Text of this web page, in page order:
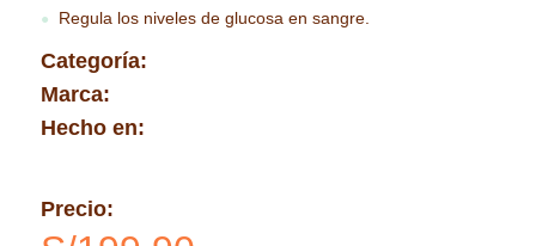
● Regula los niveles de glucosa en sangre.
Categoría:
Marca:
Hecho en:
Precio: